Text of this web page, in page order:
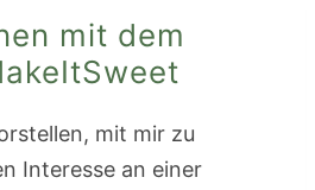
mit dem
mit mir zu
Interesse an einer